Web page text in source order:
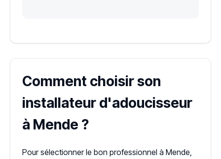
Comment choisir son
installateur d'adoucisseur
à Mende ?
Pour sélectionner le bon professionnel à Mende,